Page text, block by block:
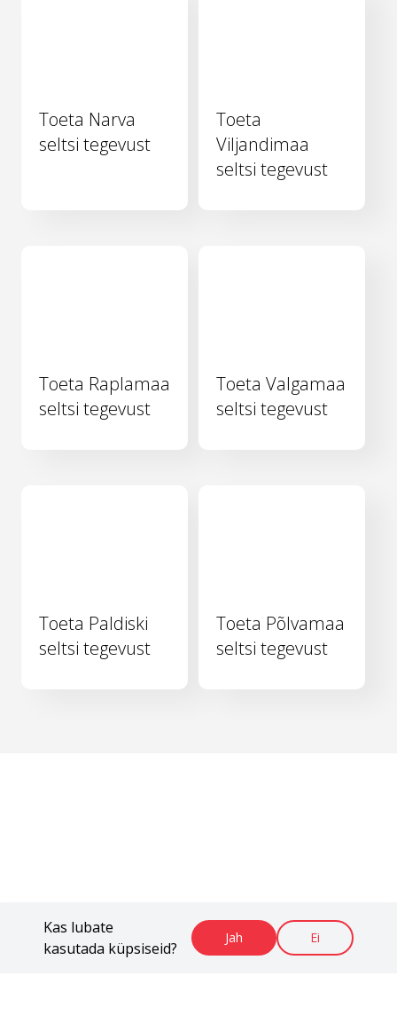
Kas lubate
kasutada küpsiseid?
Jah Ei
Toeta Narva
seltsi tegevust
Toeta
Viljandimaa
seltsi tegevust
Toeta Raplamaa
seltsi tegevust
Toeta Valgamaa
seltsi tegevust
Toeta Paldiski
seltsi tegevust
Toeta Põlvamaa
seltsi tegevust